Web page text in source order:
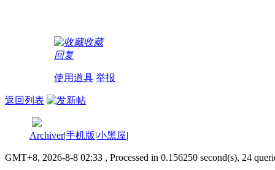
收藏
回复
使用道具 举报
返回列表
Archiver|手机版|小黑屋|
GMT+8, 2026-8-8 02:33 , Processed in 0.156250 second(s), 24